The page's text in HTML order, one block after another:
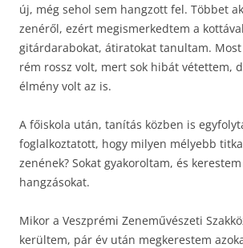
új, még sehol sem hangzott fel. Többet
zenéről, ezért megismerkedtem a
gitárdarabokat, átiratokat tanultam.
rém rossz volt, mert sok hibát vétettem,
élmény volt az is.
A főiskola után, tanítás közben is
foglalkoztatott, hogy milyen mélyebb
zenének? Sokat gyakoroltam, és
hangzásokat.
Mikor a Veszprémi Zeneművészeti
kerültem, pár év után megkerestem